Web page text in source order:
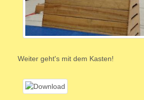
Weiter geht's mit dem Kasten!